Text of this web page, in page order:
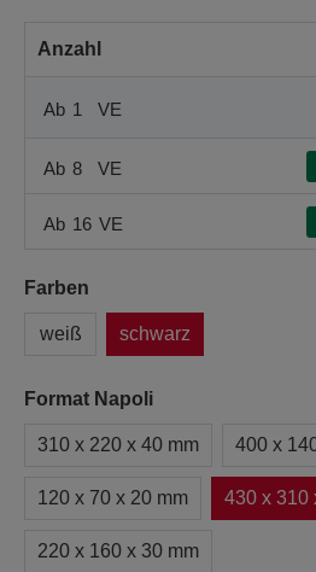
Anzahl
Ab 1 VE
Ab 8 VE
Ab 16 VE
Farben
weiß schwarz
Format Napoli
310 x 220 x 40 mm 400 x
120 x 70 x 20 mm 430 x 310
220 x 160 x 30 mm